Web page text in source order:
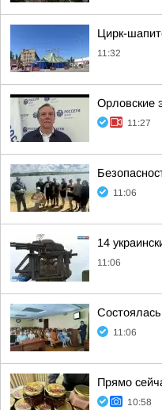
Цирк-
11:32
Орловские
11:27
11:06
14
11:06
11:06
Прямо
10:58